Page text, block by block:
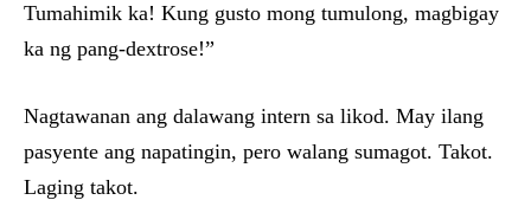
Tumahimik ka! Kung gusto mong tumulong, magbigay
ka ng pang-dextrose!”
Nagtawanan ang dalawang intern sa likod. May ilang
pasyente ang napatingin, pero walang sumagot. Takot.
Laging takot.